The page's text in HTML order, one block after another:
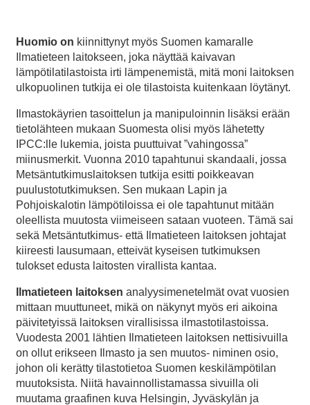
Huomio on kiinnittynyt myös Suomen kamaralle
Ilmatieteen laitokseen, joka näyttää kaivavan
lämpötilatilastoista irti lämpenemistä, mitä moni laitoksen
ulkopuolinen tutkija ei ole tilastoista kuitenkaan löytänyt.
Ilmastokäyrien tasoittelun ja manipuloinnin lisäksi erään
tietolähteen mukaan Suomesta olisi myös lähetetty
IPCC:lle lukemia, joista puuttuivat ”vahingossa”
miinusmerkit. Vuonna 2010 tapahtunui skandaali, jossa
Metsäntutkimuslaitoksen tutkija esitti poikkeavan
puulustotutkimuksen. Sen mukaan Lapin ja
Pohjoiskalotin lämpötiloissa ei ole tapahtunut mitään
oleellista muutosta viimeiseen sataan vuoteen. Tämä sai
sekä Metsäntutkimus- että Ilmatieteen laitoksen johtajat
kiireesti lausumaan, etteivät kyseisen tutkimuksen
tulokset edusta laitosten virallista kantaa.
Ilmatieteen laitoksen analyysimenetelmät ovat vuosien
mittaan muuttuneet, mikä on näkynyt myös eri aikoina
päivitetyissä laitoksen virallisissa ilmastotilastoissa.
Vuodesta 2001 lähtien Ilmatieteen laitoksen nettisivuilla
on ollut erikseen Ilmasto ja sen muutos- niminen osio,
johon oli kerätty tilastotietoa Suomen keskilämpötilan
muutoksista. Niitä havainnollistamassa sivuilla oli
muutama graafinen kuva Helsingin, Jyväskylän ja